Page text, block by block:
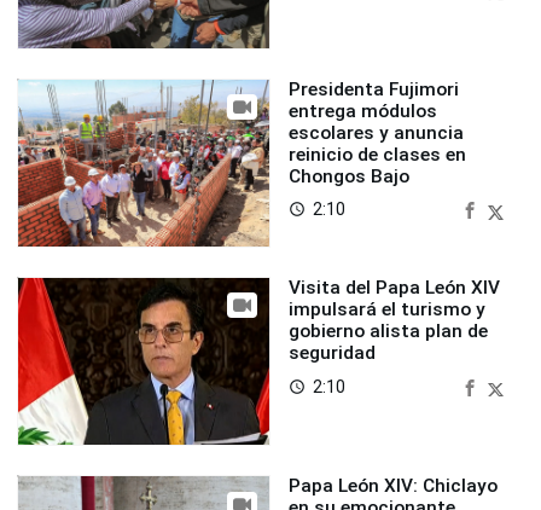
Presidenta Fujimori
entrega módulos
escolares y anuncia
reinicio de clases en
Chongos Bajo
access_time 2:10
Visita del Papa León XIV
impulsará el turismo y
gobierno alista plan de
seguridad
access_time 2:10
Papa León XIV: Chiclayo